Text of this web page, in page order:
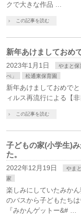
クで大きな作品 …
この記事を読む
新年あけましておめ
2023年1月1日 やまと保
ぺ」
松通東保育園
新年あけましておめで
ィルス再流行による【
この記事を読む
子どもの家(小学生)
た。
2022年12月19日 やま
家
楽しみにしていたみか
のバスから子どもたち
『みかんゲットー&# …